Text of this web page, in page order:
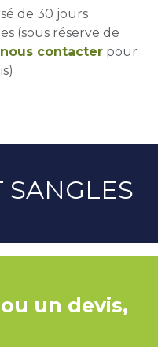
de 30 jours
(sous réserve de
nous contacter pour
SANGLES
un devis,